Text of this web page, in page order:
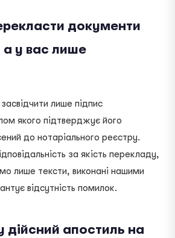
документи
а у вас лише
лише підпис
якого підтверджує його
до нотаріального реєстру.
за якість перекладу,
лише тексти, виконані нашими
відсутність помилок.
дійсний апостиль на